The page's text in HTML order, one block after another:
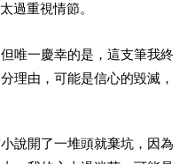
過重視情節。
唯一慶幸的是，這支筆我終
理由，可能是信心的毀滅，
說開了一堆頭就棄坑，因為